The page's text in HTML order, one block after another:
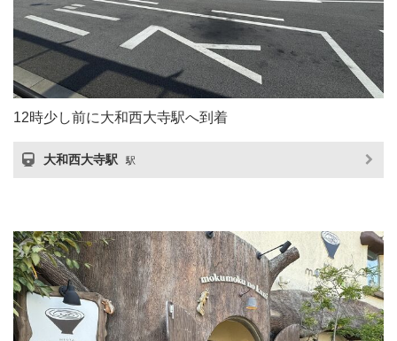
12時少し前に大和西大寺駅へ到着
大和西大寺駅 駅